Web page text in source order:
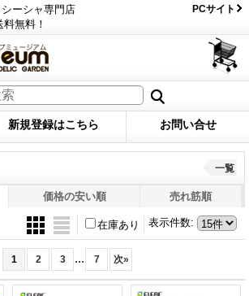
ーシャ専門店
無料！
PCサイト
新規登録はこちら お問い合せ
一覧
価格の安い順 売れ筋順
表示件数:
在庫あり
1 2 3 ... 7 次»